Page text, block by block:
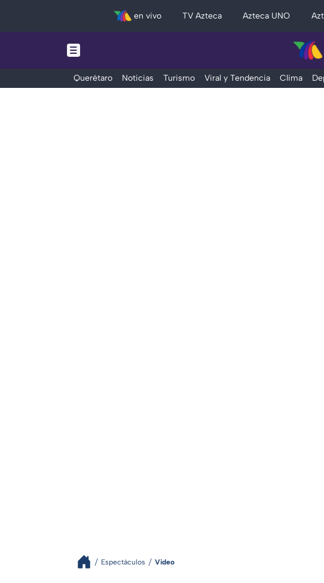
en vivo TV Azteca Azteca UNO
Querétaro Noticias Turismo Viral y Tendencia Clima
Espectáculos Video